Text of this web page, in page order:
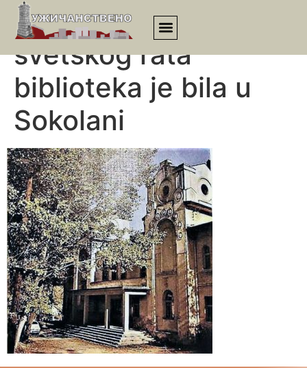
Posle Drugog
svetskog rata
biblioteka je bila u
Sokolani